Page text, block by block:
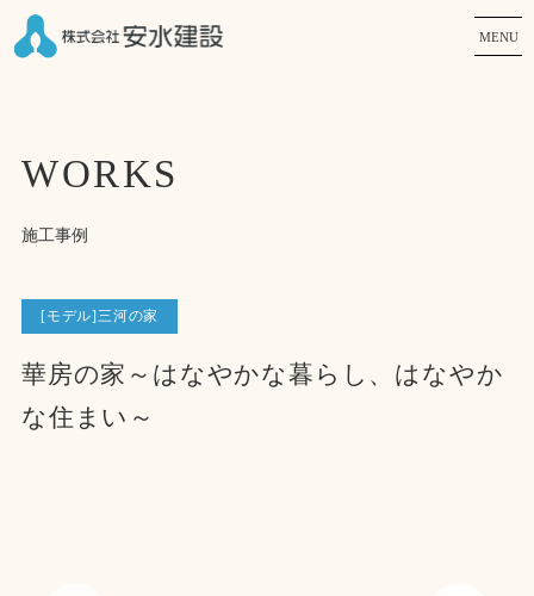
MENU
WORKS
施工事例
[モデル]三河の家
華房の家～はなやかな暮らし、はなやか
な住まい～